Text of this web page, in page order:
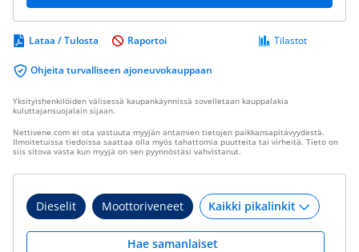
Lataa / Tulosta
Ohjeita turvalliseen ajoneuvokauppaan
Tilastot
Raportoi
Yksityishenkilöiden välisessä kaupankäynnissä sovelletaan kauppalakia
kuluttajansuojalain sijaan.
Nettivene.com ei ota vastuuta myyjän antamien tietojen paikkansapitävyydestä.
Ilmoitetuissa tiedoissa saattaa olla myös tahattomia puutteita tai virheitä. Tieto on
siis sitova vasta kun myyjä on sen pyynnöstäsi vahvistanut.
Dieselit Moottoriveneet
Hae samanlaiset